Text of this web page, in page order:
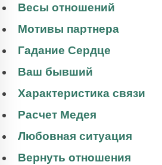
Весы отношений
Мотивы партнера
Гадание Сердце
Ваш бывший
Характеристика связи
Расчет Медея
Любовная ситуация
Вернуть отношения